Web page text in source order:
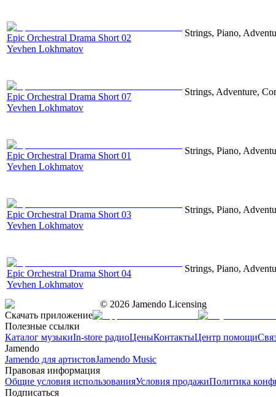
Epic Orchestral Drama Short 02
Yevhen Lokhmatov
Strings, Piano,
Epic Orchestral Drama Short 07
Yevhen Lokhmatov
Strings, Adventure,
Epic Orchestral Drama Short 01
Yevhen Lokhmatov
Strings, Piano,
Epic Orchestral Drama Short 03
Yevhen Lokhmatov
Strings, Piano,
Epic Orchestral Drama Short 04
Yevhen Lokhmatov
Strings, Piano,
© 2026 Jamendo Licensing
Скачать приложение
Полезные ссылки
Каталог музыкиIn-store радиоЦеныКонтактыЦентр помощи
Jamendo
Jamendo для артистовJamendo Music
Правовая информация
Общие условия использованияУсловия продажиПолитика
Подписаться